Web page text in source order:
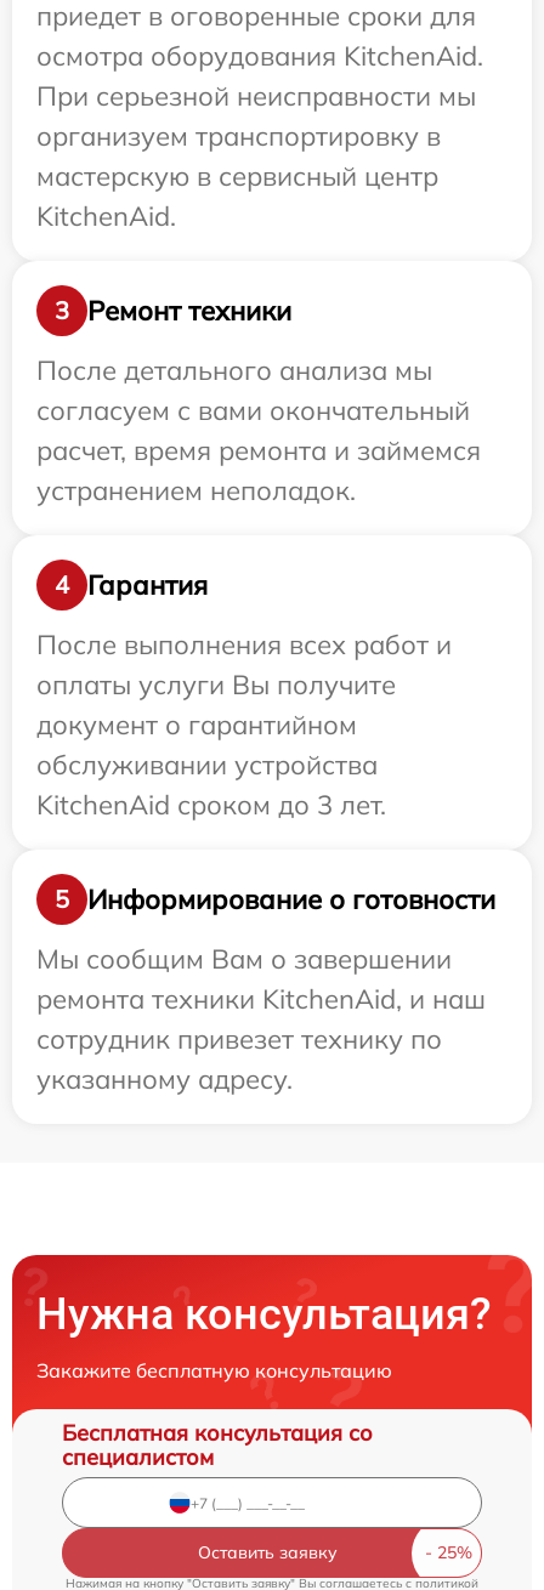
приедет в оговоренные сроки для
осмотра оборудования KitchenAid.
При серьезной неисправности мы
организуем транспортировку в
мастерскую в сервисный центр
KitchenAid.
3
Ремонт техники
После детального анализа мы
согласуем с вами окончательный
расчет, время ремонта и займемся
устранением неполадок.
4
Гарантия
После выполнения всех работ и
оплаты услуги Вы получите
документ о гарантийном
обслуживании устройства
KitchenAid сроком до 3 лет.
5
Информирование о готовности
Мы сообщим Вам о завершении
ремонта техники KitchenAid, и наш
сотрудник привезет технику по
указанному адресу.
Нужна консультация?
Закажите бесплатную консультацию
Бесплатная консультация со
специалистом
Оставить заявку
Нажимая на кнопку "Оставить заявку" Вы соглашаетесь cполитикой